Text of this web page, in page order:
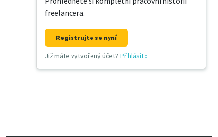
freelancera.
Registrujte se nyní
Již máte vytvořený účet? Přihlásit»